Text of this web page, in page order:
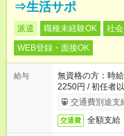
⇒生活サポ
派遣 職種未経験OK 社
WEB登録・面接OK
給与
無資格の方：時
2250円 / 初任者
交通費別途支
交通費 全額支給